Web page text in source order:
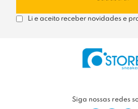
Li e aceito receber novidades e
Siga nossas redes